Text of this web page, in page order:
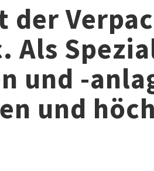
der
Als
und -
und